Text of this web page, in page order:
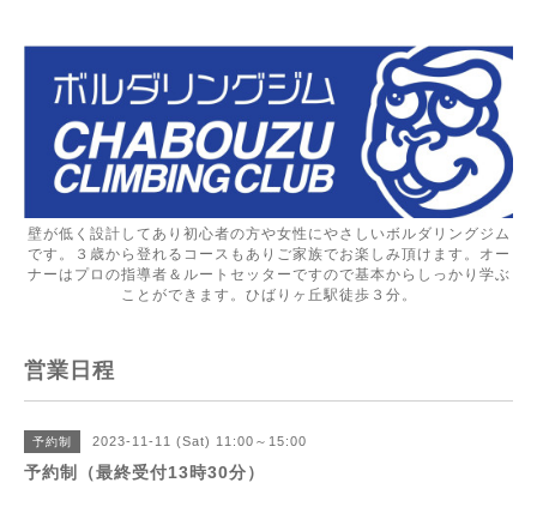
壁が低く設計してあり初心者の方や女性にやさしいボルダリングジム
です。３歳から登れるコースもありご家族でお楽しみ頂けます。オー
ナーはプロの指導者＆ルートセッターですので基本からしっかり学ぶ
ことができます。ひばりヶ丘駅徒歩３分。
営業日程
予約制 2023-11-11 (Sat) 11:00～15:00
予約制（最終受付13時30分）